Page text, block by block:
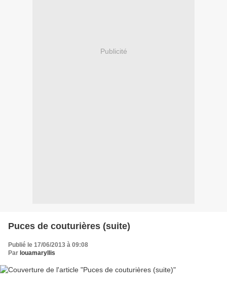
Publicité
Puces de couturières (suite)
Publié le 17/06/2013 à 09:08
Par louamaryllis